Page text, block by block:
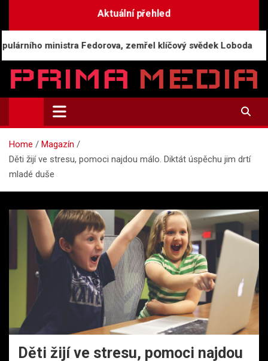
Aktuální přehled
Fedorova, zemřel klíčový svědek Loboda
Prima-Media.cz
Informace a aktuality | Zpravodajství
Home
Magazín
Děti žijí ve stresu, pomoci najdou málo. Diktát úspěchu jim drtí
mladé duše
Děti žijí ve stresu, pomoci najdou